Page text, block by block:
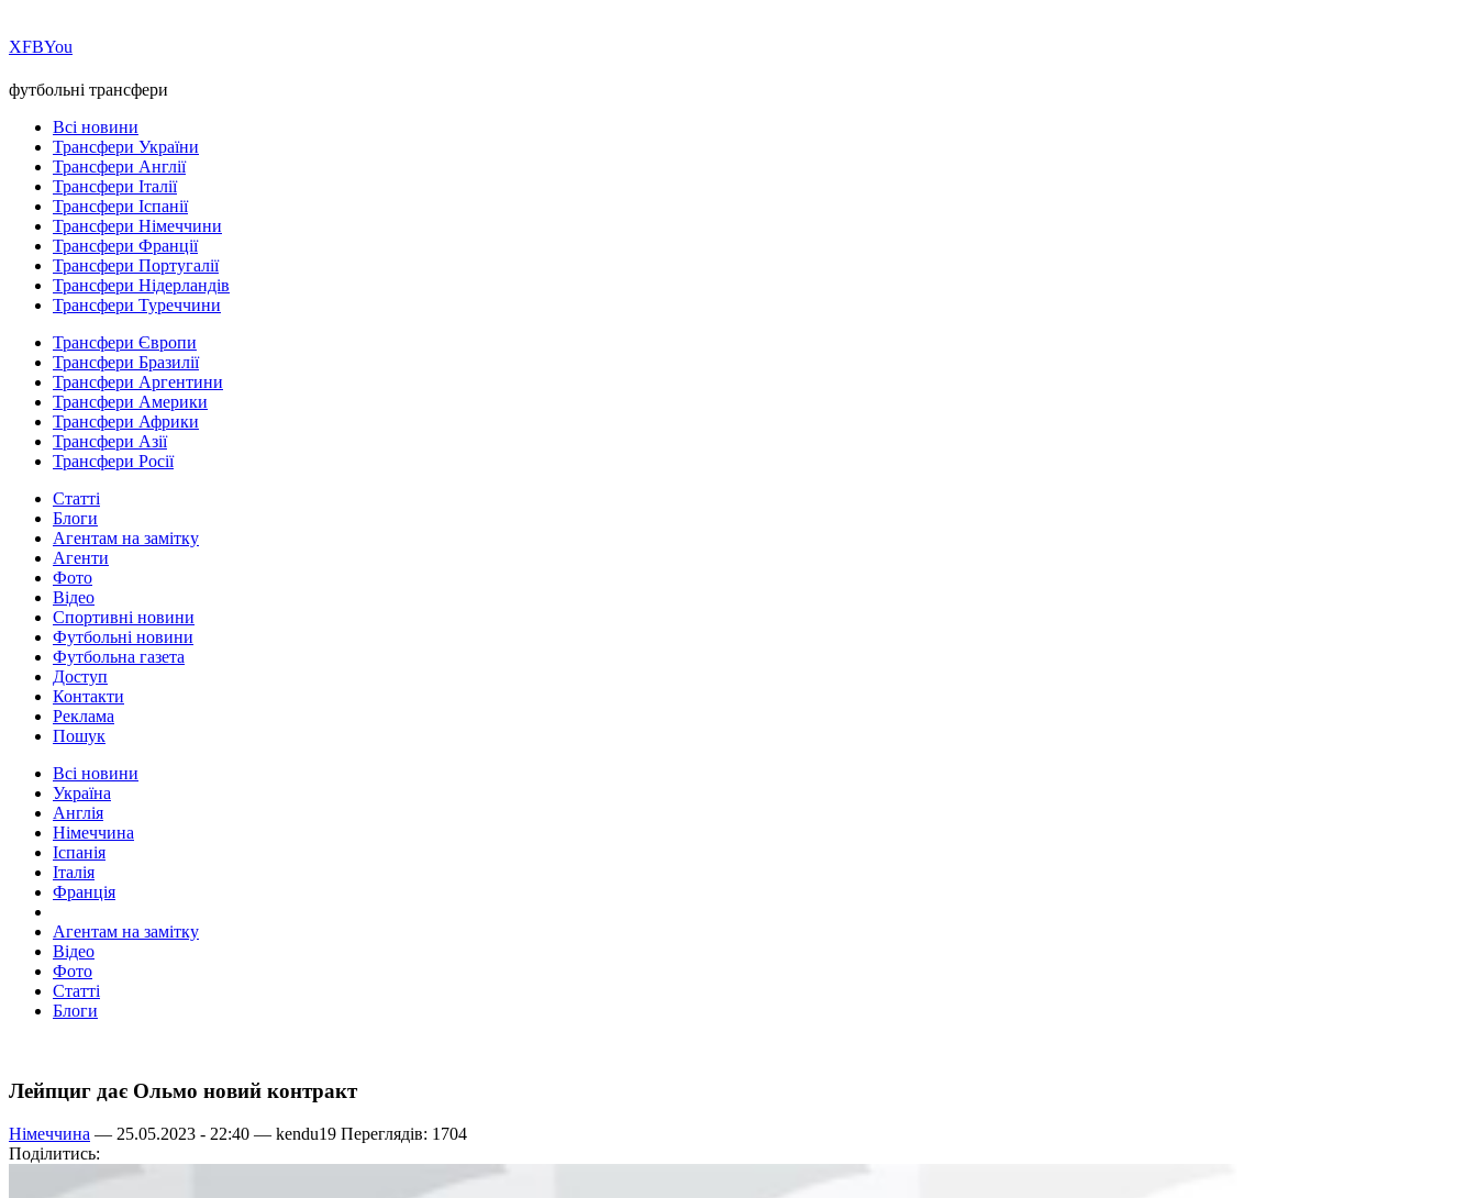
ХFBYou
футбольні трансфери
Всі новини
Трансфери України
Трансфери Англії
Трансфери Італії
Трансфери Іспанії
Трансфери Німеччини
Трансфери Франції
Трансфери Португалії
Трансфери Нідерландів
Трансфери Туреччини
Трансфери Європи
Трансфери Бразилії
Трансфери Аргентини
Трансфери Америки
Трансфери Африки
Трансфери Азії
Трансфери Росії
Статті
Блоги
Агентам на замітку
Агенти
Фото
Відео
Спортивні новини
Футбольні новини
Футбольна газета
Доступ
Контакти
Реклама
Пошук
Всі новини
Україна
Англія
Німеччина
Іспанія
Італія
Франція
Агентам на замітку
Відео
Фото
Статті
Блоги
Лейпциг дає Ольмо новий контракт
Німеччина — 25.05.2023 - 22:40 — kendu19 Переглядів: 1704
Поділитись: